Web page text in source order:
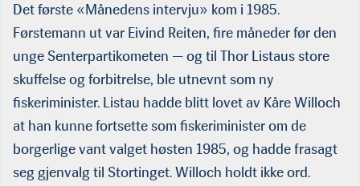
Det første «Månedens intervju» kom i 1985.
Førstemann ut var Eivind Reiten, fire måneder før den
unge Senterpartikometen — og til Thor Listaus store
skuffelse og forbitrelse, ble utnevnt som ny
fiskeriminister. Listau hadde blitt lovet av Kåre Willoch
at han kunne fortsette som fiskeriminister om de
borgerlige vant valget høsten 1985, og hadde frasagt
seg gjenvalg til Stortinget. Willoch holdt ikke ord.